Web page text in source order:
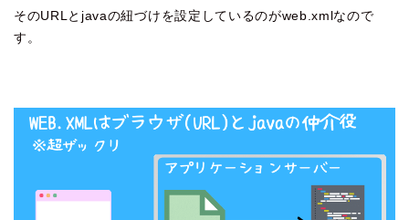
そのURLとjavaの紐づけを設定しているのがweb.xmlなので
す。